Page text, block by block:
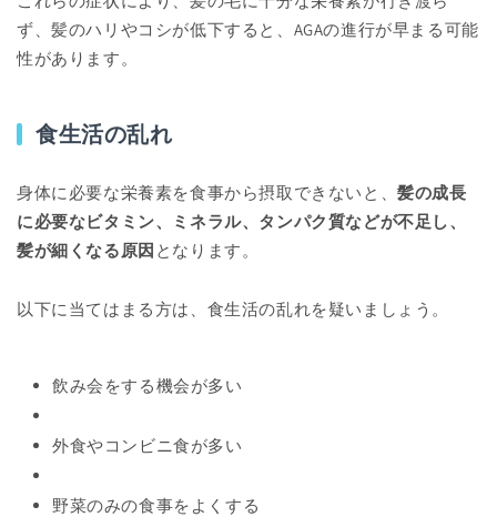
ず、髪のハリやコシが低下すると、AGAの進行が早まる可能
性があります。
食生活の乱れ
身体に必要な栄養素を食事から摂取できないと、髪の成長
に必要なビタミン、ミネラル、タンパク質などが不足し、
髪が細くなる原因 となります。
以下に当てはまる方は、食生活の乱れを疑いましょう。
飲み会をする機会が多い
外食やコンビニ食が多い
野菜のみの食事をよくする